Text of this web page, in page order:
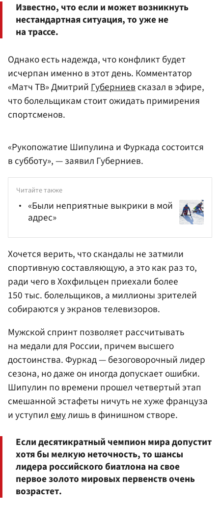
Известно, что если и может возникнуть
нестандартная ситуация, то уже не
на трассе.
Однако есть надежда, что конфликт будет
исчерпан именно в этот день. Комментатор
«Матч ТВ» ДмитрийГуберниевсказал в эфире,
что болельщикам стоит ожидать примирения
спортсменов.
«Рукопожатие Шипулина и Фуркада состоится
в субботу», — заявил Губерниев.
Читайте также
«Были неприятные выкрики в мой
адрес»
Хочется верить, что скандалы не затмили
спортивную составляющую, а это как раз то,
ради чего в Хохфильцен приехали более
150 тыс. болельщиков, а миллионы зрителей
собираются у экранов телевизоров.
Мужской спринт позволяет рассчитывать
на медали для России, причем высшего
достоинства. Фуркад — безоговорочный лидер
сезона, но даже он иногда допускает ошибки.
Шипулин по времени прошел четвертый этап
смешанной эстафеты ничуть не хуже француза
и уступилемулишь в финишном створе.
Если десятикратный чемпион мира допустит
хотя бы мелкую неточность, то шансы
лидера российского биатлона на свое
первое золото мировых первенств очень
возрастет.